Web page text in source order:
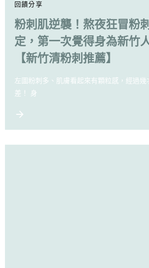
回饋分享
粉刺肌逆襲！熬夜狂冒粉
定，第一次覺得身為新竹
【新竹清粉刺推薦】
左圖粉刺多、肌膚看起來有顆粒感，經過幾
差！ 身